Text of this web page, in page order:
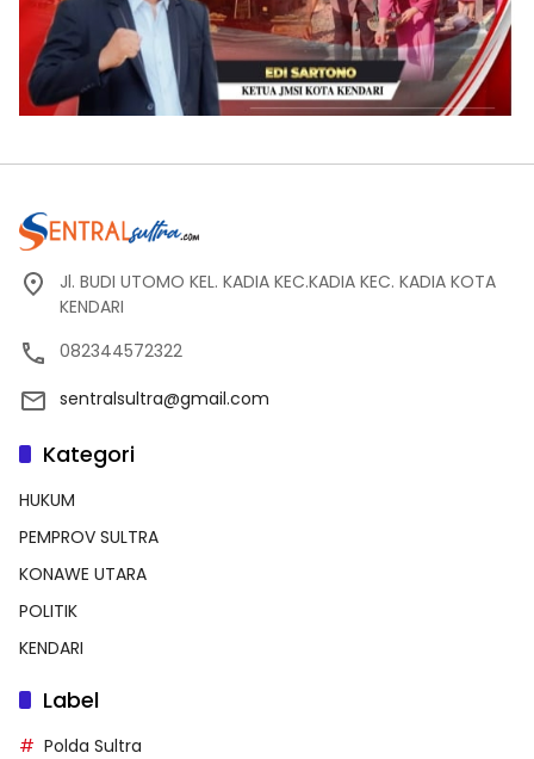
Jl. BUDI UTOMO KEL. KADIA KEC.KADIA KEC. KADIA KOTA
KENDARI
082344572322
sentralsultra@gmail.com
Kategori
HUKUM
PEMPROV SULTRA
KONAWE UTARA
POLITIK
KENDARI
Label
Polda Sultra